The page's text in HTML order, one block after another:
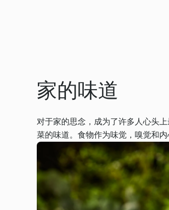
家的味道
对于家的思念，成为了许多人心头
菜的味道。食物作为味觉，嗅觉和